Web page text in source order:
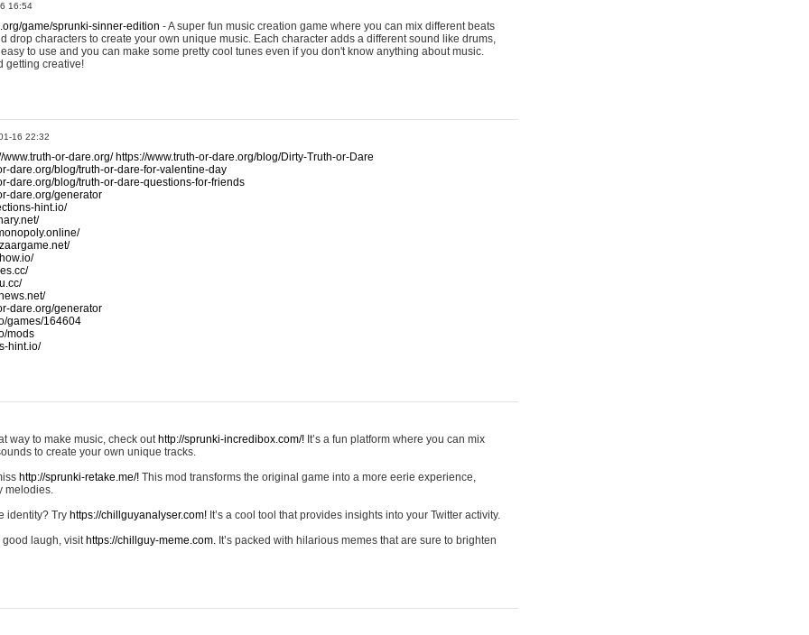
16:54
game/sprunki-sinner-edition - A super fun music creation game where you can mix different beats
drop characters to create your own unique music. Each character adds a different sound like drums,
to use and you can make some pretty cool tunes even if you don't know anything about music.
getting creative!
16 22:32
www.truth-or-dare.org/ https://www.truth-or-dare.org/blog/Dirty-Truth-or-Dare
dare.org/blog/truth-or-dare-for-valentine-day
dare.org/blog/truth-or-dare-questions-for-friends
dare.org/generator
hint.io/
dare.org/generator
games/164604
mods
hint.io/
way to make music, check out http://sprunki-incredibox.com/! It’s a fun platform where you can mix
to create your own unique tracks.
http://sprunki-retake.me/! This mod transforms the original game into a more eerie experience,
melodies.
identity? Try https://chillguyanalyser.com! It’s a cool tool that provides insights into your Twitter activity.
good laugh, visit https://chillguy-meme.com. It’s packed with hilarious memes that are sure to brighten